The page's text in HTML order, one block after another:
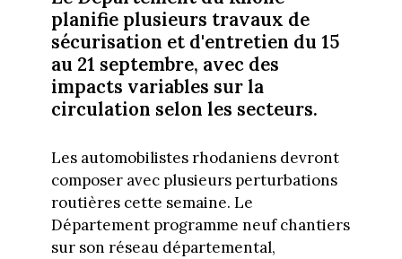
planifie plusieurs travaux de
sécurisation et d'entretien du 15
au 21 septembre, avec des
impacts variables sur la
circulation selon les secteurs.
Les automobilistes rhodaniens devront
composer avec plusieurs perturbations
routières cette semaine. Le
Département programme neuf chantiers
sur son réseau départemental,